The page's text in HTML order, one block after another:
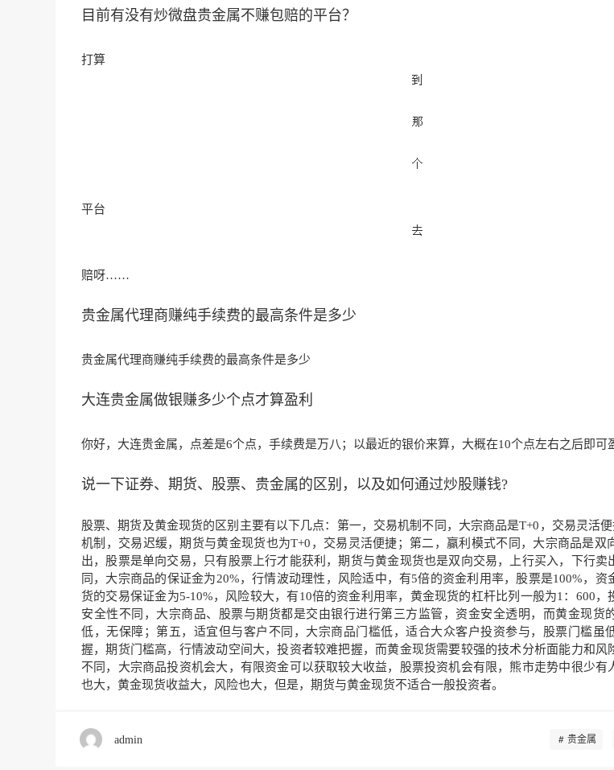
目前有没有炒微盘贵金属不赚包赔的平台？
打算
平台
赔呀……
贵金属代理商赚纯手续费的最高条件是多少
贵金属代理商赚纯手续费的最高条件是多少
大连贵金属做银赚多少个点才算盈利
你好，大连贵金属，点差是6个点，手续费是万八；以最近的银价来算，大概在10个点左右之后即可
说一下证券、期货、股票、贵金属的区别，以及如何通过炒股赚钱?
股票、期货及黄金现货的区别主要有以下几点：第一，交易机制不同，大宗商品是T+0，交易灵活
机制，交易迟缓，期货与黄金现货也为T+0，交易灵活便捷；第二，赢利模式不同，大宗商品是双
出，股票是单向交易，只有股票上行才能获利，期货与黄金现货也是双向交易，上行买入，下行卖
同，大宗商品的保证金为20%，行情波动理性，风险适中，有5倍的资金利用率，股票是100%，资
货的交易保证金为5-10%，风险较大，有10倍的资金利用率，黄金现货的杠杆比列一般为1：600，
安全性不同，大宗商品、股票与期货都是交由银行进行第三方监管，资金安全透明，而黄金现货
低，无保障；第五，适宜但与客户不同，大宗商品门槛低，适合大众客户投资参与，股票门槛虽
握，期货门槛高，行情波动空间大，投资者较难把握，而黄金现货需要较强的技术分析面能力和风
不同，大宗商品投资机会大，有限资金可以获取较大收益，股票投资机会有限，熊市走势中很少有
也大，黄金现货收益大，风险也大，但是，期货与黄金现货不适合一般投资者。
admin 贵金属